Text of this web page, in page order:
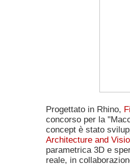
Progettato in Rhino,
concorso per la
concept è stato
Architecture and
parametrica 3D e
reale, in